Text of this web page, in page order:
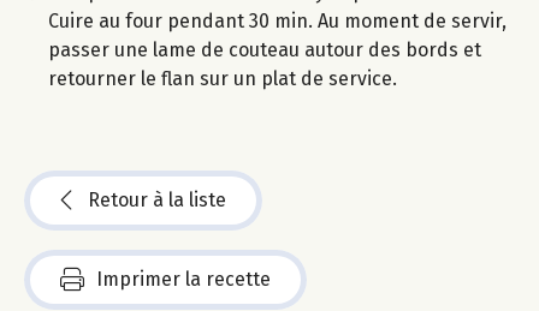
Cuire au four pendant 30 min. Au moment de servir,
passer une lame de couteau autour des bords et
retourner le flan sur un plat de service.
Retour à la liste
Imprimer la recette